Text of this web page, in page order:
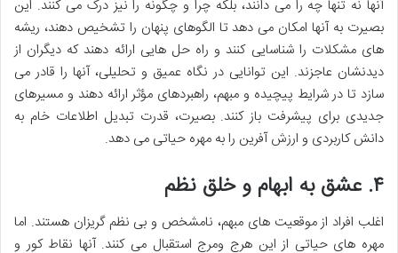
آنها نه تنها چه را می دانند، بلکه چرا و چگونه را نیز درک می کنند. این
بصیرت به آنها امکان می دهد تا الگوهای پنهان را تشخیص دهند، ریشه
های مشکلات را شناسایی کنند و راه حل هایی ارائه دهند که دیگران از
دیدنشان عاجزند. این توانایی در نگاه عمیق و تحلیلی، آنها را قادر می
سازد تا در شرایط پیچیده و مبهم، راهبردهای مؤثر ارائه دهند و مسیرهای
جدیدی برای پیشرفت باز کنند. بصیرت، قدرت تبدیل اطلاعات خام به
دانش کاربردی و ارزش آفرین را به مهره حیاتی می دهد.
۴. عشق به ابهام و خلق نظم
اغلب افراد از موقعیت های مبهم، نامشخص و بی نظم گریزان هستند. اما
مهره های حیاتی از این هرج ومرج استقبال می کنند. آنها نقاط کور و